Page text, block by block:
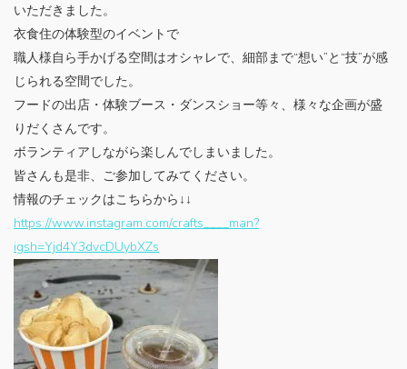
いただきました。
衣食住の体験型のイベントで
職人様自ら手かげる空間はオシャレで、細部まで“想い”と“技”が感
じられる空間でした。
フードの出店・体験ブース・ダンスショー等々、様々な企画が盛
りだくさんです。
ボランティアしながら楽しんでしまいました。
皆さんも是非、ご参加してみてください。
情報のチェックはこちらから↓↓
https://www.instagram.com/crafts____man?
igsh=Yjd4Y3dvcDUybXZs